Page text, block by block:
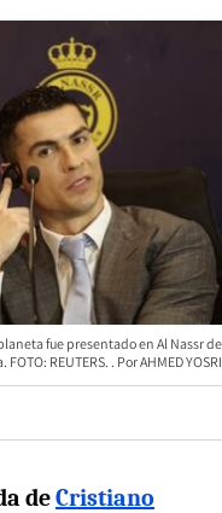
fue presentado en Al Nassr de
REUTERS.
AHMED YOSRI
deCristiano